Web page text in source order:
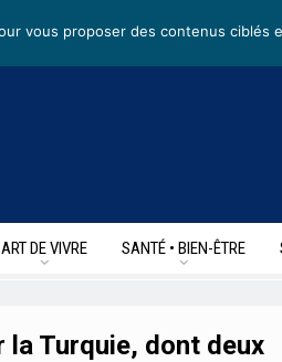
sociaux
ART DE VIVRE SANTÉ • BIEN-ÊTRE
Turquie, dont deux
vous proposer des contenus ciblés